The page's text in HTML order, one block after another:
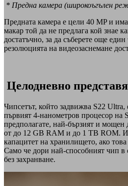
* Предна камера (широкоъгълен
Предната камера е цели 40 MP и
макар той да не предлага кой знае
достатъчно, за да съберете още
резолюцията на видеозаснемане
Целодневно
Чипсетът, който задвижва S22 Ultra,
първият 4-нанометров процесор на
предполагате, най-бързият и мощен
от до 12 GB RAM и до 1 TB ROM.
капацитет на хранилището, ако
Само че дори най-способният чип в
без захранване.